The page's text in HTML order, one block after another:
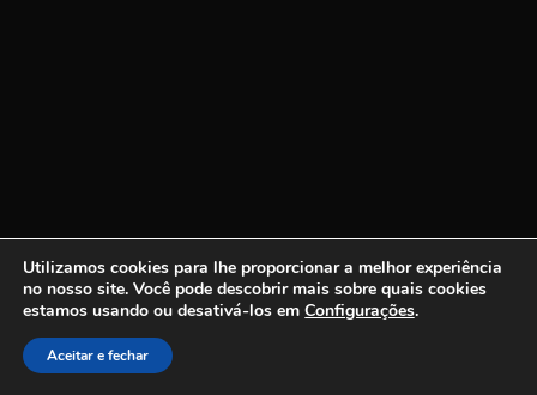
Utilizamos cookies para lhe proporcionar a melhor experiência
no nosso site. Você pode descobrir mais sobre quais cookies
estamos usando ou desativá-los em Configurações.
Aceitar e fechar